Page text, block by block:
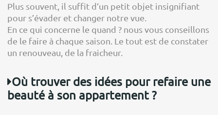
Plus souvent, il suffit d’un petit objet insignifiant
pour s’évader et changer notre vue.
En ce qui concerne le quand ? nous vous conseillons
de le faire à chaque saison. Le tout est de constater
un renouveau, de la fraicheur.
Où trouver des idées pour refaire une
beauté à son appartement ?